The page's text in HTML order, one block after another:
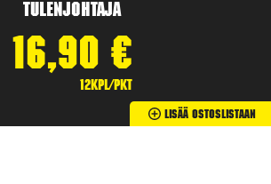
Tulenjohtaja
16,90 €
12kpl/pkt
Lisää Ostoslistaan